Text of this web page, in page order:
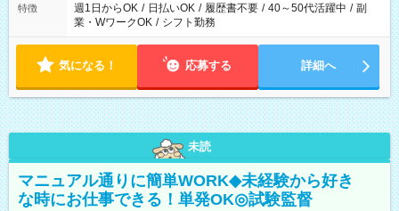
特徴 週1日からOK / 日払いOK / 履歴書不要 / 40～50代活躍中 / 副
業・WワークOK / シフト勤務
気になる！ 応募する 詳細へ
未読
マニュアル通りに簡単WORK◆未経験から好き
な時にお仕事できる！単発OK◎試験監督